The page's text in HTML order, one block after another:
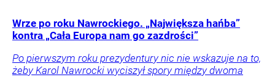
Wrze po roku Nawrockiego. „Największa hańba”
kontra „Cała Europa nam go zazdrości”
Po pierwszym roku prezydentury nic nie wskazuje na to,
żeby Karol Nawrocki wyciszył spory między dwoma